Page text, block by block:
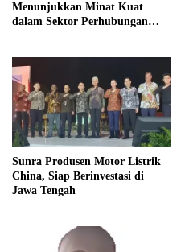
Menunjukkan Minat Kuat
dalam Sektor Perhubungan
Sunra Produsen Motor Listrik
China, Siap Berinvestasi di
Jawa Tengah